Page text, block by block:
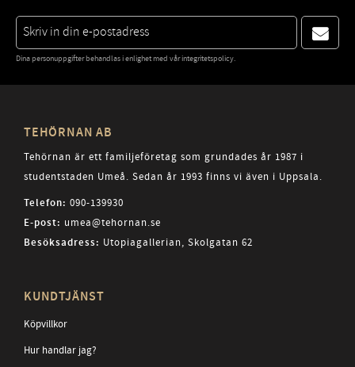
Dina personuppgifter behandlas i enlighet med vårintegritetspolicy.
TEHÖRNAN AB
Tehörnan är ett familjeföretag som grundades år 1987 i
studentstaden Umeå. Sedan år 1993 finns vi även i Uppsala.
Telefon: 090-139930
E-post: umea@tehornan.se
Besöksadress: Utopiagallerian, Skolgatan 62
KUNDTJÄNST
Köpvillkor
Hur handlar jag?